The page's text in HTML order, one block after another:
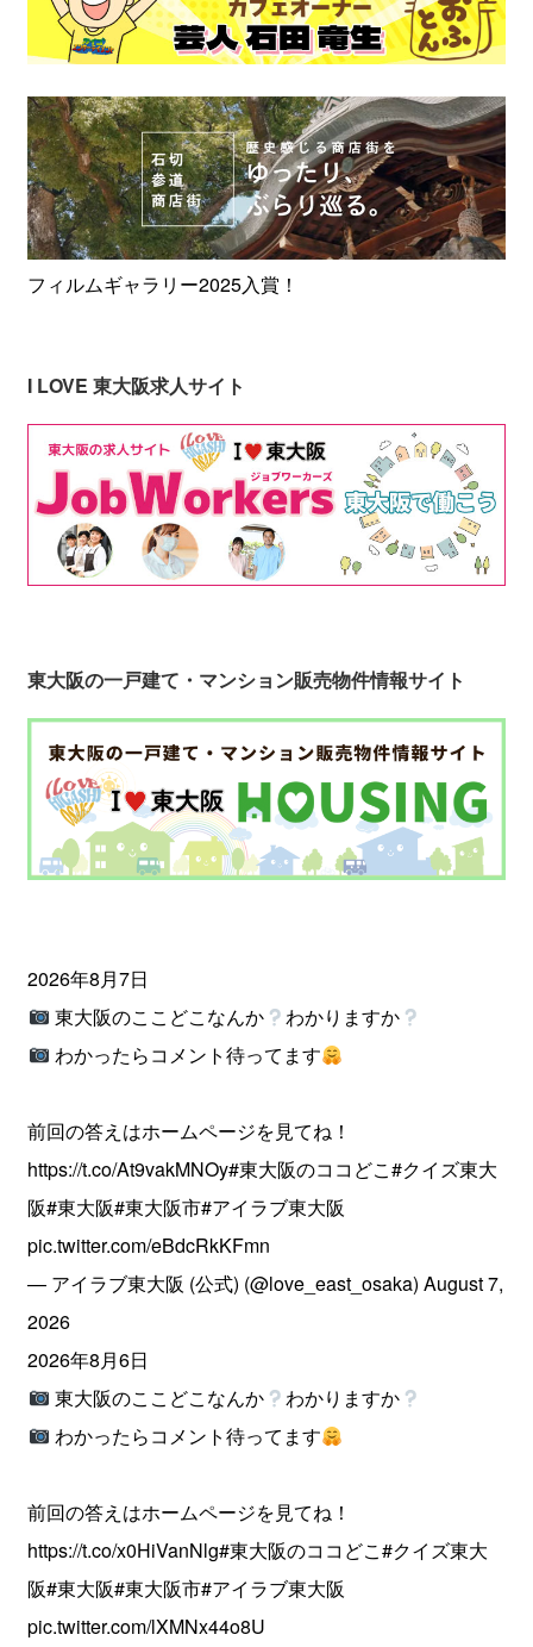
フィルムギャラリー2025入賞！
I LOVE 東大阪求人サイト
東大阪の一戸建て・マンション販売物件情報サイト
2026年8月7日
東大阪のここどこなんか
わかりますか
わかったらコメント待ってます
前回の答えはホームページを見てね！
https://t.co/At9vakMNOy#東大阪のココどこ#クイズ東大
阪#東大阪#東大阪市#アイラブ東大阪
pic.twitter.com/eBdcRkKFmn
— アイラブ東大阪 (公式) (@love_east_osaka)August 7,
2026
2026年8月6日
東大阪のここどこなんか
わかりますか
わかったらコメント待ってます
前回の答えはホームページを見てね！
https://t.co/x0HiVanNlg#東大阪のココどこ#クイズ東大
阪#東大阪#東大阪市#アイラブ東大阪
pic.twitter.com/lXMNx44o8U